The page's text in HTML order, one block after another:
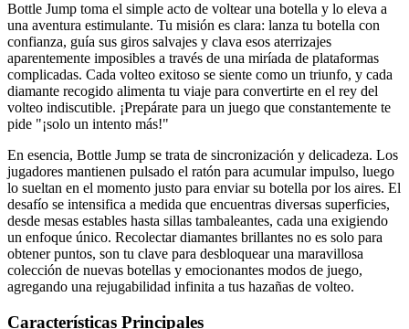
Bottle Jump toma el simple acto de voltear una botella y lo eleva a
una aventura estimulante. Tu misión es clara: lanza tu botella con
confianza, guía sus giros salvajes y clava esos aterrizajes
aparentemente imposibles a través de una miríada de plataformas
complicadas. Cada volteo exitoso se siente como un triunfo, y cada
diamante recogido alimenta tu viaje para convertirte en el rey del
volteo indiscutible. ¡Prepárate para un juego que constantemente te
pide "¡solo un intento más!"
En esencia, Bottle Jump se trata de sincronización y delicadeza. Los
jugadores mantienen pulsado el ratón para acumular impulso, luego
lo sueltan en el momento justo para enviar su botella por los aires. El
desafío se intensifica a medida que encuentras diversas superficies,
desde mesas estables hasta sillas tambaleantes, cada una exigiendo
un enfoque único. Recolectar diamantes brillantes no es solo para
obtener puntos, son tu clave para desbloquear una maravillosa
colección de nuevas botellas y emocionantes modos de juego,
agregando una rejugabilidad infinita a tus hazañas de volteo.
Características Principales